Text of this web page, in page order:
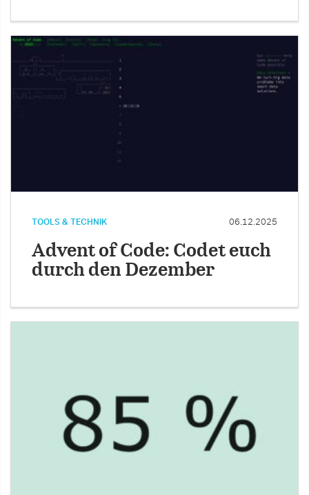
TOOLS & TECHNIK 06.12.2025
Advent of Code: Codet euch
durch den Dezember